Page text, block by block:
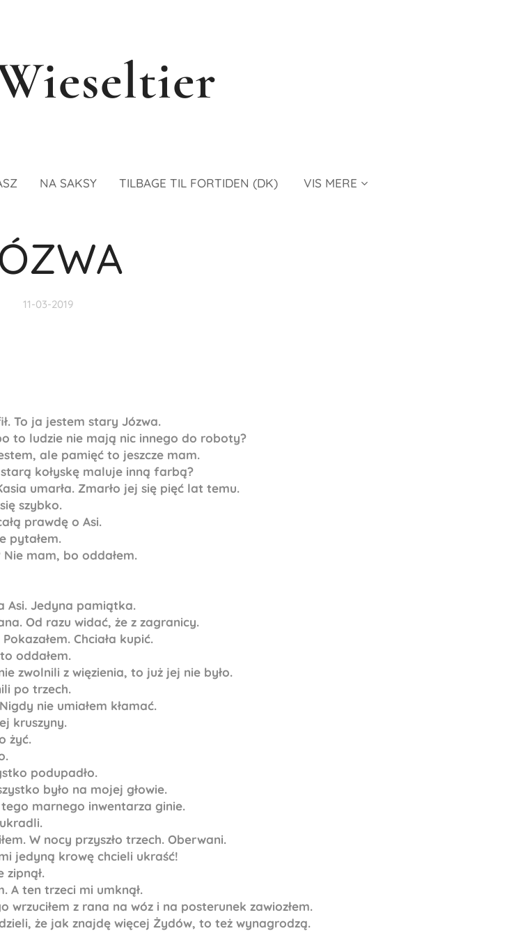
NA SAKSY TILBAGE TIL FORTIDEN (DK) VIS MERE
11-03-2019
To ja jestem stary Józwa.
to ludzie nie mają nic innego do roboty?
ale pamięć to jeszcze mam.
kołyskę maluje inną farbą?
umarła. Zmarło jej się pięć lat temu.
szybko.
prawdę o Asi.
pytałem.
mam, bo oddałem.
Asi. Jedyna pamiątka.
Od razu widać, że z zagranicy.
Chciała kupić.
oddałem.
zwolnili z więzienia, to już jej nie było.
po trzech.
nie umiałem kłamać.
kruszyny.
żyć.
podupadło.
było na mojej głowie.
marnego inwentarza ginie.
W nocy przyszło trzech. Oberwani.
jedyną krowę chcieli ukraść!
A ten trzeci mi umknął.
wrzuciłem z rana na wóz i na posterunek zawiozłem.
że jak znajdę więcej Żydów, to też wynagrodzą.